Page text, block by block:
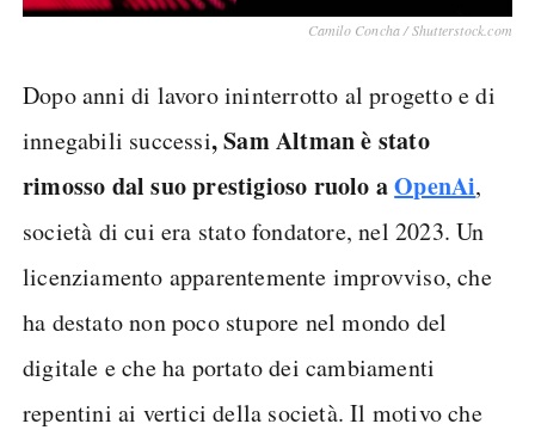
Camilo Concha / Shutterstock.com
Dopo anni di lavoro ininterrotto al progetto e di
innegabili successi, Sam Altman è stato
rimosso dal suo prestigioso ruolo aOpenAi,
società di cui era stato fondatore, nel 2023. Un
licenziamento apparentemente improvviso, che
ha destato non poco stupore nel mondo del
digitale e che ha portato dei cambiamenti
repentini ai vertici della società. Il motivo che